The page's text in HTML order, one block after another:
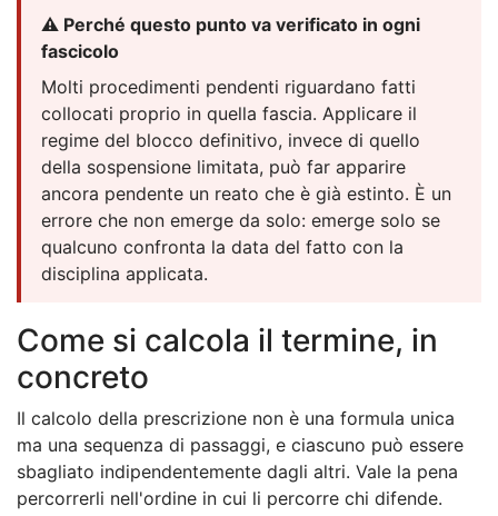
⚠️ Perché questo punto va verificato in ogni
fascicolo
Molti procedimenti pendenti riguardano fatti
collocati proprio in quella fascia. Applicare il
regime del blocco definitivo, invece di quello
della sospensione limitata, può far apparire
ancora pendente un reato che è già estinto. È un
errore che non emerge da solo: emerge solo se
qualcuno confronta la data del fatto con la
disciplina applicata.
Come si calcola il termine, in
concreto
Il calcolo della prescrizione non è una formula unica
ma una sequenza di passaggi, e ciascuno può essere
sbagliato indipendentemente dagli altri. Vale la pena
percorrerli nell'ordine in cui li percorre chi difende.